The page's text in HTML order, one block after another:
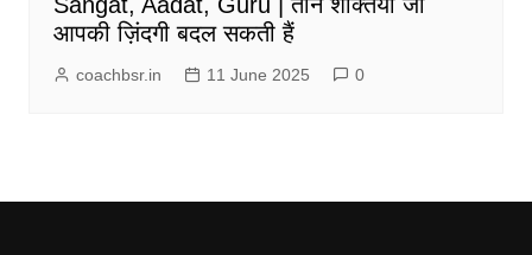
आपकी ज़िंदगी बदल सकती हैं
coachbsr.in 11 June 2025 0